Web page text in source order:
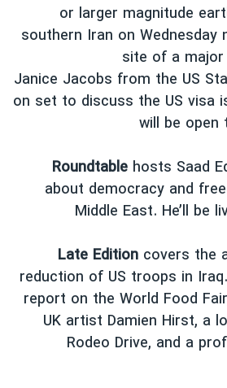
رهبری ایران
نوبل صلح
«سی‌پک»
چین
or larger magnitude
southern Iran on Wednesday
site of a
Janice Jacobs from the US
on set to discuss the US visa
will be open
Roundtable hosts Saad
about democracy and
Middle East. He’ll be
Late Edition covers the
reduction of US troops in
report on the World Food
UK artist Damien Hirst, a
Rodeo Drive, and a